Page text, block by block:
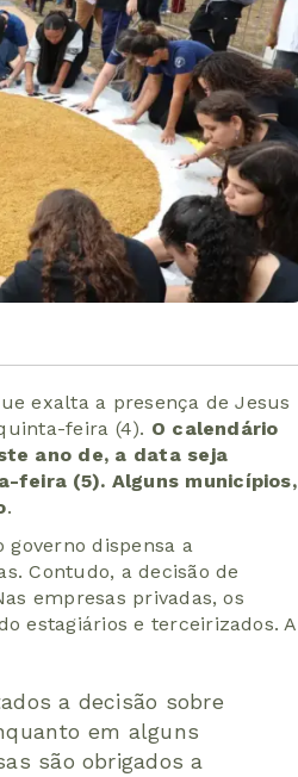
exalta a presença de Jesus
feira (4). O calendário
ano de, a data seja
feira (5). Alguns municípios,
.
dispensa a
Contudo, a decisão de
empresas privadas, os
estagiários e terceirizados. A
a decisão sobre
em alguns
são obrigados a